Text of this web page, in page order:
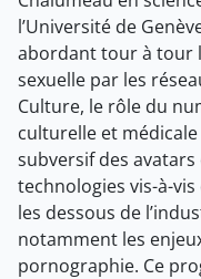
l’Université de
abordant tour à tour
sexuelle par les
Culture, le rôle du
culturelle et
subversif des
technologies vis-à-
les dessous de
notamment les
pornographie. Ce